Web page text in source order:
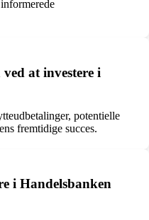
at investere i
potentielle
fremtidige succes.
i Handelsbanken